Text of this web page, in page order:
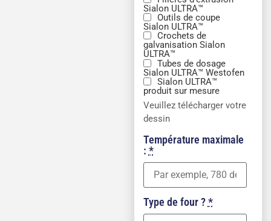
Sialon ULTRA™
Outils de coupe
Sialon ULTRA™
Crochets de
galvanisation Sialon
ULTRA™
Tubes de dosage
Sialon ULTRA™ Westofen
Sialon ULTRA™
produit sur mesure
Veuillez télécharger votre
dessin
Température maximale
: *
Type de four ?*